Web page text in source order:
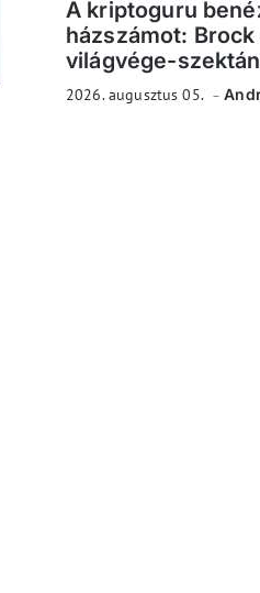
A kriptoguru
házszámot: Brock
világvége-
2026. augusztus 05.